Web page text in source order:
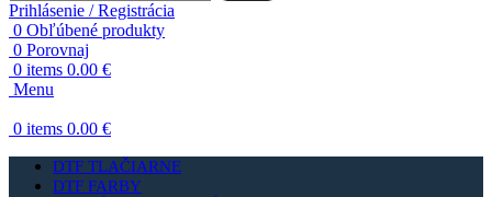
Prihlásenie / Registrácia
0 Obľúbené produkty
0 Porovnaj
0 items 0.00 €
Menu
0 items 0.00 €
DTF TLAČIARNE
DTF FARBY